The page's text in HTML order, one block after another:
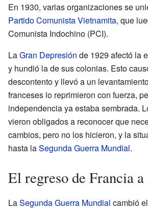
En 1930, varias organizaciones se
Partido Comunista Vietnamita, que
Comunista Indochino (PCI).
LaGran Depresión de 1929 afectó la
y hundió la de sus colonias. Esto
descontento y llevó a un
franceses lo reprimieron con fuerza,
independencia ya estaba sembrada.
vieron obligados a reconocer que
cambios, pero no los hicieron, y la
hasta laSegunda Guerra Mundial.
El regreso de Francia
LaSegunda Guerra Mundial cambió